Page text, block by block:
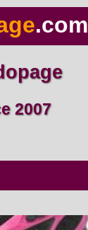
.com
2007